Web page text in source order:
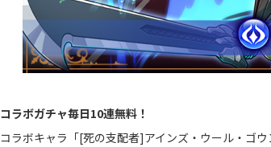
コラボガチャ毎日10連無料！
コラボキャラ「[死の支配者]アインズ・ウール・ゴ